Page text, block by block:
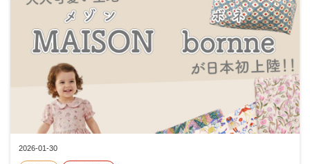
2026-01-30